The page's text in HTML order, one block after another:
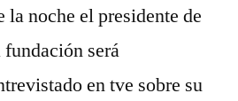
la noche el presidente de
fundación será
en tve sobre su